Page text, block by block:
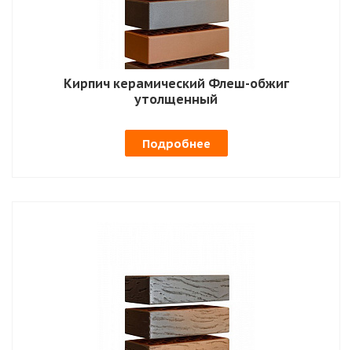
Кирпич керамический Флеш-обжиг
утолщенный
Подробнее